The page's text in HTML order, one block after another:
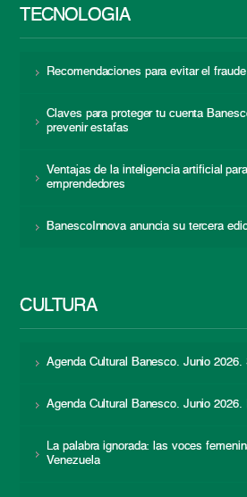
TECNOLOGÍA
Recomendaciones para evitar el
Claves para proteger tu cuenta
prevenir estafas
Ventajas de la inteligencia artificial
emprendedores
BanescoInnova anuncia su tercera
CULTURA
Agenda Cultural Banesco. Junio 2026.
Agenda Cultural Banesco. Junio 2026.
La palabra ignorada: las voces
Venezuela